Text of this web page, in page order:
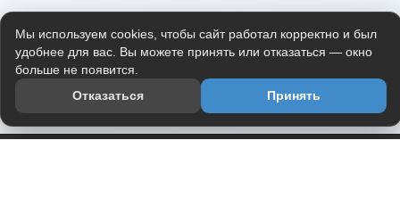
Мы используем cookies, чтобы сайт работал корректно и был
удобнее для вас. Вы можете принять или отказаться — окно
больше не появится.
Отказаться
Принять